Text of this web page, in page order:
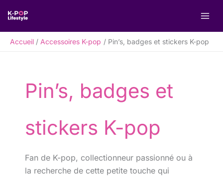
contenu
Accueil
Accessoires K-pop Pin’s, badges et stickers K-pop
Pin’s, badges et
stickers K-pop
Fan de K-pop, collectionneur passionné ou à
la recherche de cette petite touche qui
e
c